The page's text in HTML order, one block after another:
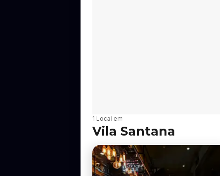
B
a
r
o
1 Local em
Vila Santana